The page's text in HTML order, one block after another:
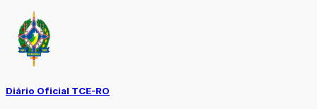
Diário Oficial TCE-RO